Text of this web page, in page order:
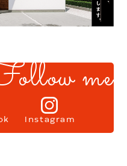
me
Instagram